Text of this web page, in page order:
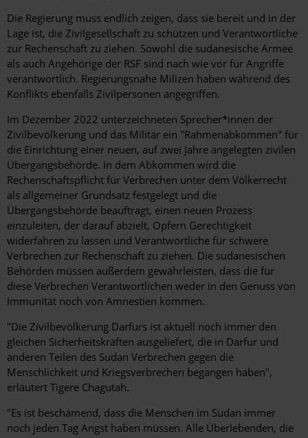
Die Regierung muss endlich zeigen, dass sie bereit und in der
Lage ist, die Zivilgesellschaft zu schützen und Verantwortliche
zur Rechenschaft zu ziehen. Sowohl die sudanesische Armee
als auch Angehörige der RSF sind nach wie vor für Angriffe
verantwortlich. Regierungsnahe Milizen haben während des
Konflikts ebenfalls Zivilpersonen angegriffen.
Im Dezember 2022 unterzeichneten Sprecher*innen der
Zivilbevölkerung und das Militär ein "Rahmenabkommen" für
die Einrichtung einer neuen, auf zwei Jahre angelegten zivilen
Übergangsbehörde. In dem Abkommen wird die
Rechenschaftspflicht für Verbrechen unter dem Völkerrecht
als allgemeiner Grundsatz festgelegt und die
Übergangsbehörde beauftragt, einen neuen Prozess
einzuleiten, der darauf abzielt, Opfern Gerechtigkeit
widerfahren zu lassen und Verantwortliche für schwere
Verbrechen zur Rechenschaft zu ziehen. Die sudanesischen
Behörden müssen außerdem gewährleisten, dass die für
diese Verbrechen Verantwortlichen weder in den Genuss von
Immunität noch von Amnestien kommen.
"Die Zivilbevölkerung Darfurs ist aktuell noch immer den
gleichen Sicherheitskräften ausgeliefert, die in Darfur und
anderen Teilen des Sudan Verbrechen gegen die
Menschlichkeit und Kriegsverbrechen begangen haben",
erläutert Tigere Chagutah.
"Es ist beschämend, dass die Menschen im Sudan immer
noch jeden Tag Angst haben müssen. Alle Überlebenden, die